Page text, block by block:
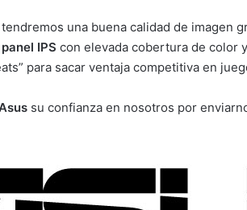
una buena calidad de imagen
panel IPS con elevada cobertura de color y
para sacar ventaja competitiva en
su confianza en nosotros por